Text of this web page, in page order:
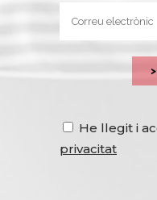
He llegit i
privacitat